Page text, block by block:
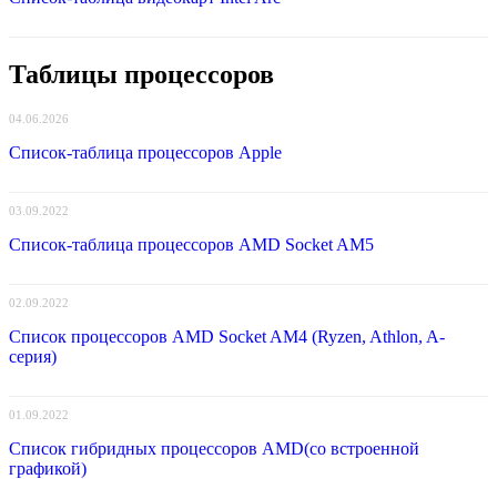
Таблицы процессоров
04.06.2026
Список-таблица процессоров Apple
03.09.2022
Список-таблица процессоров AMD Socket AM5
02.09.2022
Список процессоров AMD Socket AM4 (Ryzen, Athlon, A-
серия)
01.09.2022
Список гибридных процессоров AMD(со встроенной
графикой)